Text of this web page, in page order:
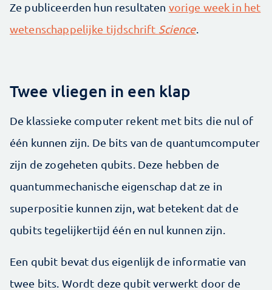
Ze publiceerden hun resultaten vorige week in het
wetenschappelijke tijdschrift Science.
Twee vliegen in een klap
De klassieke computer rekent met bits die nul of
één kunnen zijn. De bits van de quantumcomputer
zijn de zogeheten qubits. Deze hebben de
quantummechanische eigenschap dat ze in
superpositie kunnen zijn, wat betekent dat de
qubits tegelijkertijd één en nul kunnen zijn.
Een qubit bevat dus eigenlijk de informatie van
twee bits. Wordt deze qubit verwerkt door de